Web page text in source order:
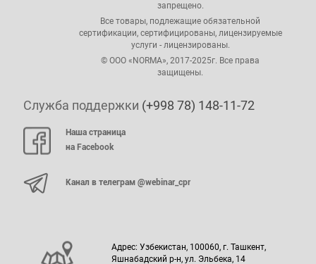
запрещено.
Все товары, подлежащие обязательной
сертификации, сертифицированы, лицензируемые
услуги - лицензированы.
© ООО «NORMA», 2017-2025г. Все права
защищены.
Служба поддержки (+998 78) 148-11-72
Наша страница
на Facebook
Канал в телеграм @webinar_cpr
Адрес: Узбекистан, 100060, г. Ташкент,
Яшнабадский р-н, ул. Эльбека, 14